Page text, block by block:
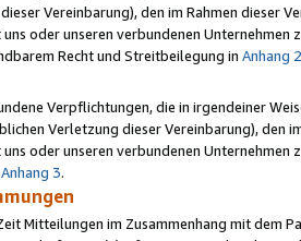
Vereinbarung), den im Rahmen dieser
oder unseren verbundenen
Recht und Streitbeilegung in Anhang 2
Verpflichtungen, die in irgendeiner
Verletzung dieser Vereinbarung), den
oder unseren verbundenen
Anhang 3.
Mitteilungen im Zusammenhang mit dem